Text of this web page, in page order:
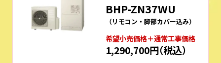
BHP-ZN37WU
（リモコン・脚部カバー込み）
希望⼩売価格＋通常⼯事価格
1,290,700円（税込）